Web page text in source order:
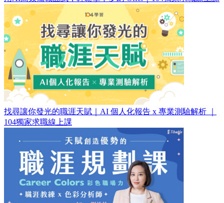
找尋讓你發光的職涯天賦｜AI 個人化報告 x 專業測驗解析 ｜
104獨家求職線上課